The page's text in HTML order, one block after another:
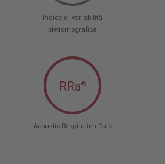
Indice di variabilità
pletismografica
RRa®
Acoustic Respiration Rate